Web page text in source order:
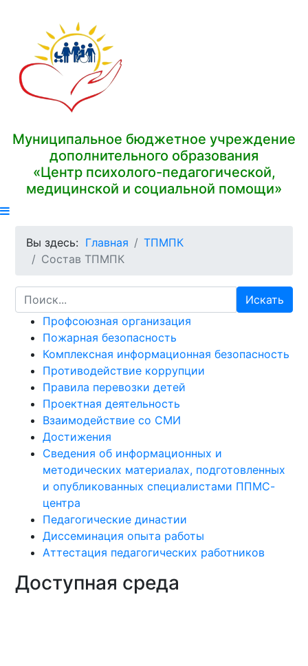
Муниципальное бюджетное учреждение
дополнительного образования
«Центр психолого-педагогической,
медицинской и социальной помощи»
Вы здесь: Главная
ТПМПК
Состав ТПМПК
Искать
Профсоюзная организация
Пожарная безопасность
Комплексная информационная безопасность
Противодействие коррупции
Правила перевозки детей
Проектная деятельность
Взаимодействие со СМИ
Достижения
Сведения об информационных и
методических материалах, подготовленных
и опубликованных специалистами ППМС-
центра
Педагогические династии
Диссеминация опыта работы
Аттестация педагогических работников
Доступная среда